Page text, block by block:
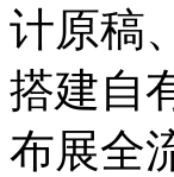
计原稿
搭建自
布展全